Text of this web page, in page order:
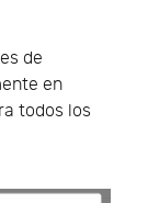
de
en
todos los